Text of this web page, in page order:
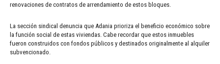
renovaciones de contratos de arrendamiento de estos bloques.
La sección sindical denuncia que Adania prioriza el beneficio económico sobre
la función social de estas viviendas. Cabe recordar que estos inmuebles
fueron construidos con fondos públicos y destinados originalmente al alquiler
subvencionado.